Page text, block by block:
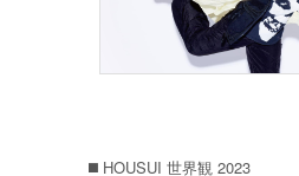
◼️ HOUSUI 世界観 2023